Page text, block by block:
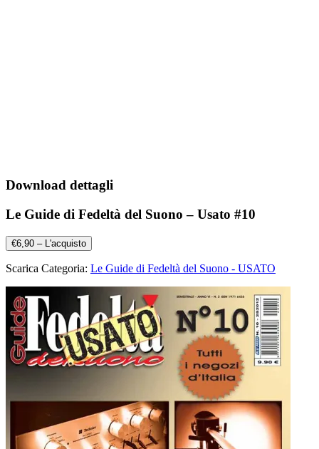
Download dettagli
Le Guide di Fedeltà del Suono – Usato #10
€6,90 – L'acquisto
Scarica Categoria: Le Guide di Fedeltà del Suono - USATO